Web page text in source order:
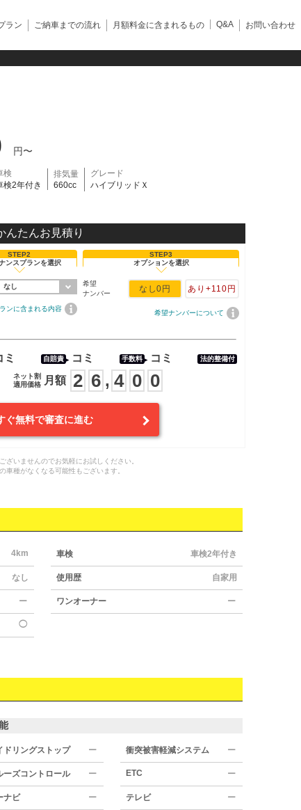
ラン ご納車までの流れ 月額料金に含まれるもの Q&A お問い合わせ
円〜
検
検2年付き
排気量
660cc
グレード
ハイブリッドＸ
んたんお見積り
STEP2
ンスプランを選択
なし
ンに含まれる内容
STEP3
オプションを選択
希望
ナンバー
なし0円 あり +110円
希望ナンバーについて
ミ 自賠責 コミ 手数料 コミ 法的整備付
ネット割
適用価格
月額 2 6 , 4 0 0
ぐ無料で審査に進む
いませんのでお気軽にお試しください。
種がなくなる可能性もございます。
4km 車検 車検2年付き
なし 使用歴 自家用
ー ワンオーナー ー
◯
ドリングストップ ー 衝突被害軽減システム ー
ーズコントロール ー ETC ー
ナビ ー テレビ ー